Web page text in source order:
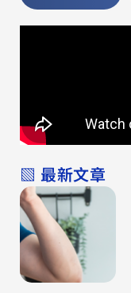
▧ 最新文章